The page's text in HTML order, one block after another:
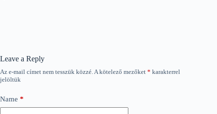
Leave a Reply
Az e-mail címet nem tesszük közzé.A kötelező mezőket * karakterrel
jelöltük
Name *